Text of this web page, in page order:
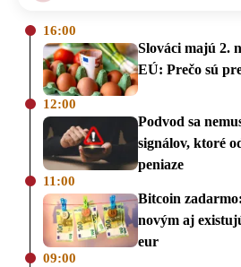
16:00
Slováci majú 2.
EÚ: Prečo sú
12:00
Podvod sa
signálov, ktoré
peniaze
11:00
Bitcoin
novým aj
eur
09:00